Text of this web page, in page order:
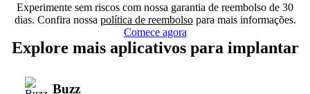
Experimente sem riscos com nossa garantia de reembolso de 30
dias. Confira nossa política de reembolsopara mais informações.
Comece agora
Explore mais aplicativos para implantar
Buzz